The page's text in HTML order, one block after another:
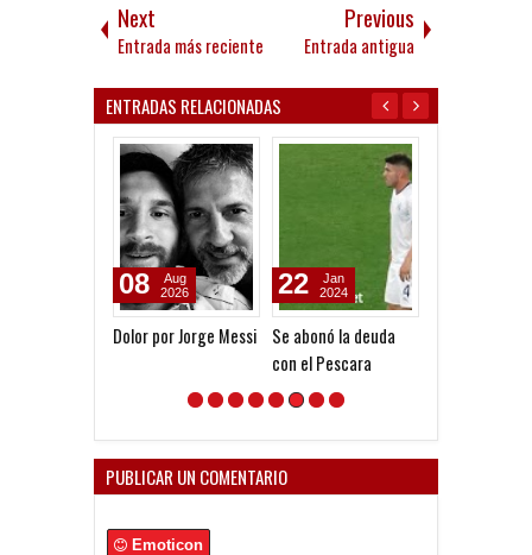
Next
Entrada más reciente
Previous
Entrada antigua
ENTRADAS RELACIONADAS
Dolor por Jorge Messi
08
Aug
2026
Se abonó la deuda
con el Pescara
22
Jan
2024
PUBLICAR UN COMENTARIO
Emoticon